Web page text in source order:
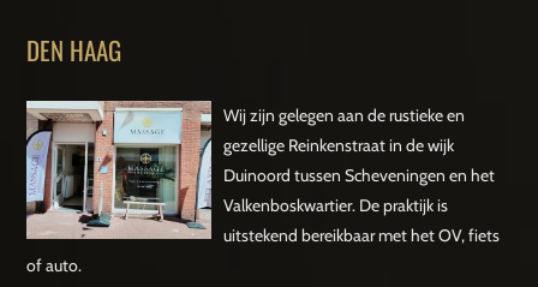
DEN HAAG
Wij zijn gelegen aan de rustieke en
gezellige Reinkenstraat in de wijk
Duinoord tussen Scheveningen en het
Valkenboskwartier. De praktijk is
uitstekend bereikbaar met het OV, fiets
of auto.